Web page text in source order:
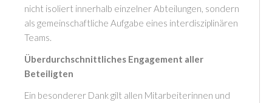
nicht isoliert innerhalb einzelner Abteilungen, sondern
als gemeinschaftliche Aufgabe eines interdisziplinären
Teams.
Überdurchschnittliches Engagement aller
Beteiligten
Ein besonderer Dank gilt allen Mitarbeiterinnen und